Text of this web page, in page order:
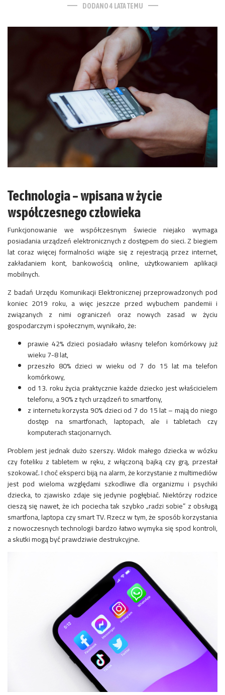
DODANO 4 LATA TEMU
Technologia – wpisana w życie
współczesnego człowieka
Funkcjonowanie we współczesnym świecie niejako wymaga
posiadania urządzeń elektronicznych z dostępem do sieci. Z biegiem
lat coraz więcej formalności wiąże się z rejestracją przez internet,
zakładaniem kont, bankowością online, użytkowaniem aplikacji
mobilnych.
Z badań Urzędu Komunikacji Elektronicznej przeprowadzonych pod
koniec 2019 roku, a więc jeszcze przed wybuchem pandemii i
związanych z nimi ograniczeń oraz nowych zasad w życiu
gospodarczym i społecznym, wynikało, że:
prawie 42% dzieci posiadało własny telefon komórkowy już
wieku 7-8 lat,
przeszło 80% dzieci w wieku od 7 do 15 lat ma telefon
komórkowy,
od 13. roku życia praktycznie każde dziecko jest właścicielem
telefonu, a 90% z tych urządzeń to smartfony,
z internetu korzysta 90% dzieci od 7 do 15 lat – mają do niego
dostęp na smartfonach, laptopach, ale i tabletach czy
komputerach stacjonarnych.
Problem jest jednak dużo szerszy. Widok małego dziecka w wózku
czy foteliku z tabletem w ręku, z włączoną bajką czy grą, przestał
szokować. I choć eksperci biją na alarm, że korzystanie z multimediów
jest pod wieloma względami szkodliwe dla organizmu i psychiki
dziecka, to zjawisko zdaje się jedynie pogłębiać. Niektórzy rodzice
cieszą się nawet, że ich pociecha tak szybko „radzi sobie” z obsługą
smartfona, laptopa czy smart TV. Rzecz w tym, że sposób korzystania
z nowoczesnych technologii bardzo łatwo wymyka się spod kontroli,
a skutki mogą być prawdziwie destrukcyjne.